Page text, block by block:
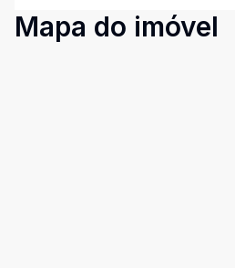
Mapa do imóvel